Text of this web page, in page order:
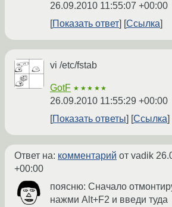
26.09.2010 11:55:07 +00:00
Показать ответ
Ссылка
vi /etc/fstab
GotF ★★★★★
26.09.2010 11:55:29 +00:00
Показать ответы
Ссылка
Ответ на: комментарий от vadik
+00:00
поясню: Сначало
нажми Alt+F2 и введи туда